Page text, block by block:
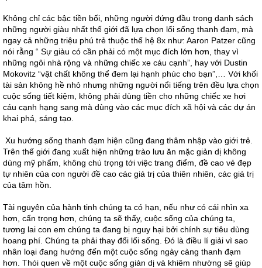
Không chỉ các bậc tiền bối, những người đứng đầu trong danh sách
những người giàu nhất thế giới đã lựa chọn lối sống thanh đạm, mà
ngay cả những triệu phú trẻ thuộc thế hệ 8x như: Aaron Patzer cũng
nói rằng “ Sự giàu có cần phải có một mục đích lớn hơn, thay vì
những ngôi nhà rộng và những chiếc xe cáu cạnh”, hay với Dustin
Mokovitz “vật chất không thể đem lại hạnh phúc cho bạn”,… Với khối
tài sản không hề nhỏ nhưng những người nổi tiếng trên đều lựa chọn
cuộc sống tiết kiệm, không phải dùng tiền cho những chiếc xe hơi
cáu cạnh hạng sang mà dùng vào các mục đích xã hội và các dự án
khai phá, sáng tạo.
Xu hướng sống thanh đạm hiện cũng đang thâm nhập vào giới trẻ.
Trên thế giới đang xuất hiện những trào lưu ăn mặc giản dị không
dùng mỹ phẩm, không chú trọng tới việc trang điểm, đề cao vẻ đẹp
tự nhiên của con người đề cao các giá trị của thiên nhiên, các giá trị
của tâm hồn.
Tài nguyên của hành tinh chúng ta có hạn, nếu như có cái nhìn xa
hơn, cẩn trọng hơn, chúng ta sẽ thấy, cuộc sống của chúng ta,
tương lai con em chúng ta đang bị nguy hại bởi chính sự tiêu dùng
hoang phí. Chúng ta phải thay đổi lối sống. Đó là điều lí giải vì sao
nhân loại đang hướng đến một cuộc sống ngày càng thanh đạm
hơn. Thói quen về một cuộc sống giản dị và khiêm nhường sẽ giúp